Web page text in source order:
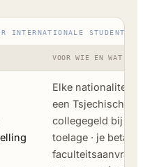
INTERNATIONALE
VOOR WIE EN WAT
Elke nationaliteit
een
collegegeld bij
toelage · je
faculteitsaanvraag